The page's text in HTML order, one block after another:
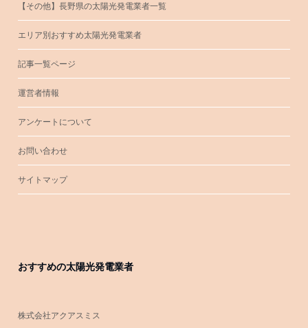
【その他】長野県の太陽光発電業者一覧
エリア別おすすめ太陽光発電業者
記事一覧ページ
運営者情報
アンケートについて
お問い合わせ
サイトマップ
おすすめの太陽光発電業者
株式会社アクアスミス